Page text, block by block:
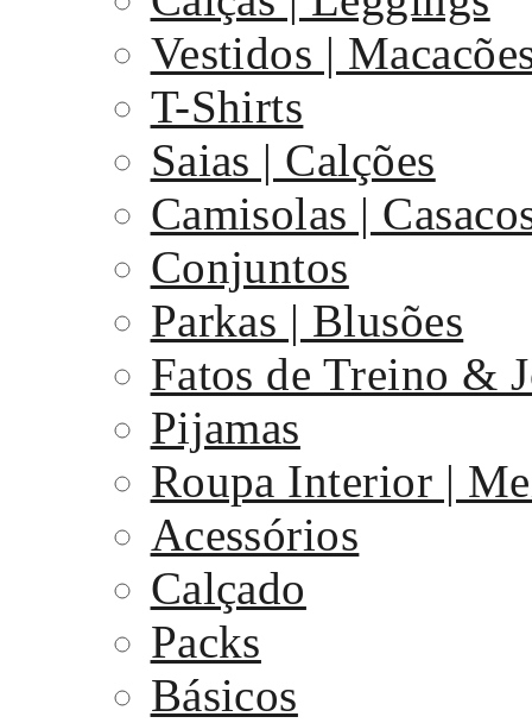
Vestidos |
T-Shirts
Saias | Calções
Camisolas |
Conjuntos
Parkas | Blusões
Fatos de Treino &
Pijamas
Roupa Interior |
Acessórios
Calçado
Packs
Básicos